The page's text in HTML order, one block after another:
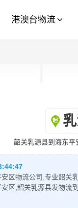
港澳台物流
韶关乳源县到海东
区物流公司,专业韶关
区,韶关乳源县发物流